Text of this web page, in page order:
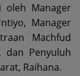
oleh Manager
Manager
Machfud
dan Penyuluh
Raihana.